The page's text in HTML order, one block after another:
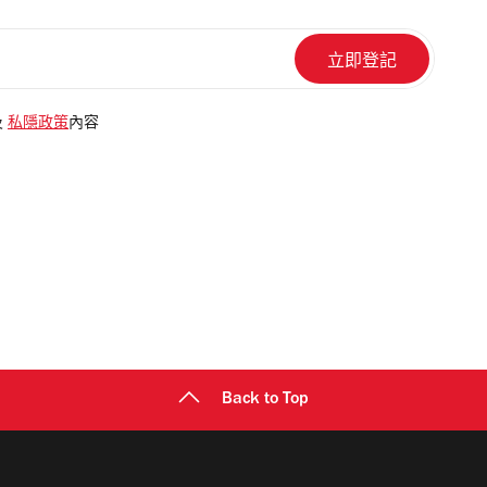
私隱政策內容
Back to Top